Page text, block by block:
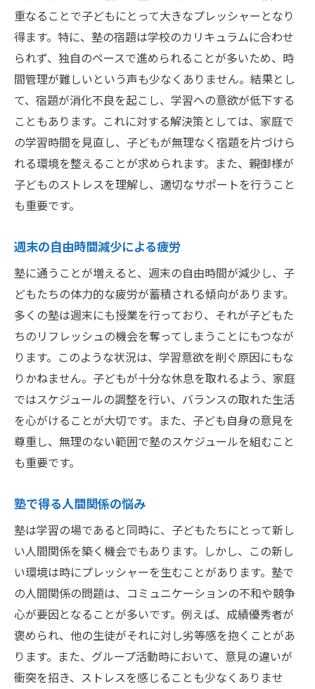
重なることで子どもにとって大きなプレッシャーとなり
得ます。特に、塾の宿題は学校のカリキュラムに合わせ
られず、独自のペースで進められることが多いため、時
間管理が難しいという声も少なくありません。結果とし
て、宿題が消化不良を起こし、学習への意欲が低下する
こともあります。これに対する解決策としては、家庭で
の学習時間を見直し、子どもが無理なく宿題を片づけら
れる環境を整えることが求められます。また、親御様が
子どものストレスを理解し、適切なサポートを行うこと
も重要です。
週末の自由時間減少による疲労
塾に通うことが増えると、週末の自由時間が減少し、子
どもたちの体力的な疲労が蓄積される傾向があります。
多くの塾は週末にも授業を行っており、それが子どもた
ちのリフレッシュの機会を奪ってしまうことにもつなが
ります。このような状況は、学習意欲を削ぐ原因にもな
りかねません。子どもが十分な休息を取れるよう、家庭
ではスケジュールの調整を行い、バランスの取れた生活
を心がけることが大切です。また、子ども自身の意見を
尊重し、無理のない範囲で塾のスケジュールを組むこと
も重要です。
塾で得る人間関係の悩み
塾は学習の場であると同時に、子どもたちにとって新し
い人間関係を築く機会でもあります。しかし、この新し
い環境は時にプレッシャーを生むことがあります。塾で
の人間関係の問題は、コミュニケーションの不和や競争
心が要因となることが多いです。例えば、成績優秀者が
褒められ、他の生徒がそれに対し劣等感を抱くことがあ
ります。また、グループ活動時において、意見の違いが
衝突を招き、ストレスを感じることも少なくありませ